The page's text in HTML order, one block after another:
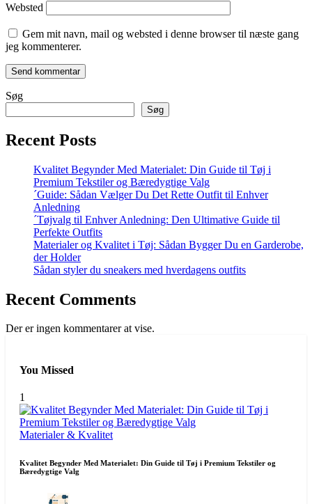
Websted
Gem mit navn, mail og websted i denne browser til næste gang
jeg kommenterer.
Søg
Søg
Recent Posts
Kvalitet Begynder Med Materialet: Din Guide til Tøj i
Premium Tekstiler og Bæredygtige Valg
´Guide: Sådan Vælger Du Det Rette Outfit til Enhver
Anledning
´Tøjvalg til Enhver Anledning: Den Ultimative Guide til
Perfekte Outfits
Materialer og Kvalitet i Tøj: Sådan Bygger Du en Garderobe,
der Holder
Sådan styler du sneakers med hverdagens outfits
Recent Comments
Der er ingen kommentarer at vise.
You Missed
1
Materialer & Kvalitet
Kvalitet Begynder Med Materialet: Din Guide til Tøj i Premium Tekstiler og
Bæredygtige Valg